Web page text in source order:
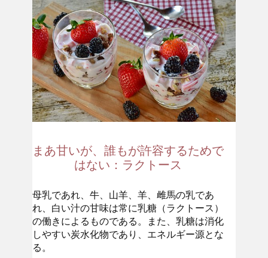
まあ甘いが、誰もが許容するためで
はない：ラクトース
母乳であれ、牛、山羊、羊、雌馬の乳であ
れ、白い汁の甘味は常に乳糖（ラクトース）
の働きによるものである。また、乳糖は消化
しやすい炭水化物であり、エネルギー源とな
る。